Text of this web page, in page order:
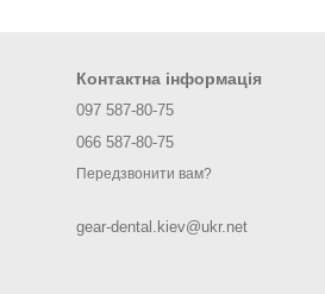
Контактна інформація
097 587-80-75
066 587-80-75
Передзвонити вам?
gear-dental.kiev@ukr.net